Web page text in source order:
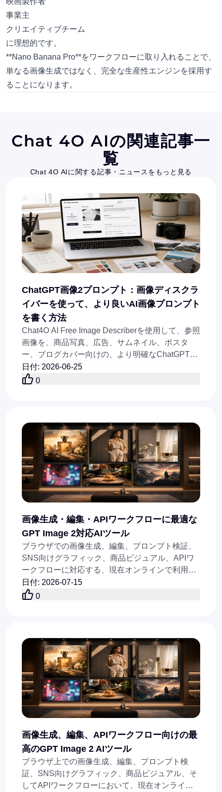
事業主
クリエイティブチーム
に理想的です。
**Nano Banana Pro**をワークフローに取り入れることで、
単なる画像生成ではなく、完全な生産性エンジンを採用す
ることになります。
Chat 4O AIの関連記事一
覧
Chat 4O AIに関する記事・ニュースをもっと見る
ChatGPT画像2プロンプト：画像ディスクラ
イバーを使って、より良いAI画像プロンプト
を書く方法
Chat4O AI Free Image Describerを使用して、参照
画像を、商品写真、広告、サムネイル、ポスタ
ー、ブログカバー向けの、より明確なChatGPT
Image 2用プロンプトに変換します。
日付: 2026-06-25
0
画像生成・編集・APIワークフローに最適な
GPT Image 2対応AIツール
ブラウザでの画像生成、編集、プロンプト検証、
SNS向けグラフィック、商品ビジュアル、APIワ
ークフローに対応する、現在オンラインで利用で
きる最高のGPT Image 2系AIツールを比較してく
ださい。
日付: 2026-07-15
0
画像生成、編集、APIワークフロー向けの最
高のGPT Image 2 AIツール
ブラウザ上での画像生成、編集、プロンプト検
証、SNS向けグラフィック、商品ビジュアル、そ
してAPIワークフローにおいて、現在オンライン